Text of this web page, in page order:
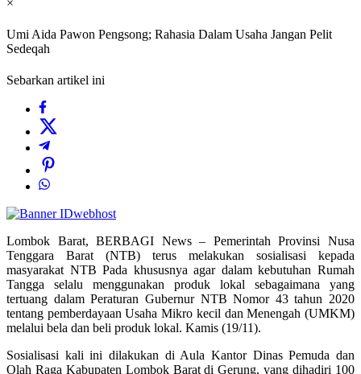
Umi Aida Pawon Pengsong; Rahasia Dalam Usaha Jangan Pelit
Sedeqah
Sebarkan artikel ini
Lombok Barat, BERBAGI News – Pemerintah Provinsi Nusa
Tenggara Barat (NTB) terus melakukan sosialisasi kepada
masyarakat NTB Pada khususnya agar dalam kebutuhan Rumah
Tangga selalu menggunakan produk lokal sebagaimana yang
tertuang dalam Peraturan Gubernur NTB Nomor 43 tahun 2020
tentang pemberdayaan Usaha Mikro kecil dan Menengah (UMKM)
melalui bela dan beli produk lokal. Kamis (19/11).
Sosialisasi kali ini dilakukan di Aula Kantor Dinas Pemuda dan
Olah Raga Kabupaten Lombok Barat di Gerung, yang dihadiri 100